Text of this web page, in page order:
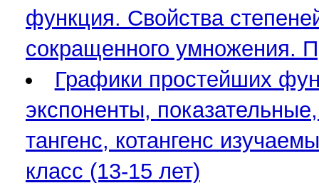
функция. Свойства
сокращенного умножения.
Графики простейших
экспоненты,
тангенс, котангенс
класс (13-15 лет)